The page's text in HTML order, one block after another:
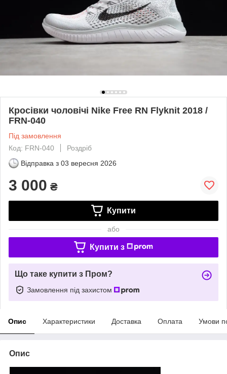
Кросівки чоловічі Nike Free RN Flyknit 2018 /
FRN-040
Під замовлення
Код: FRN-040
Роздріб
Відправка з 03 вересня 2026
3 000 ₴
Купити
або
Купити з
Що таке купити з Пром?
Замовлення під захистом
Опис Характеристики Доставка Оплата Умови
Опис